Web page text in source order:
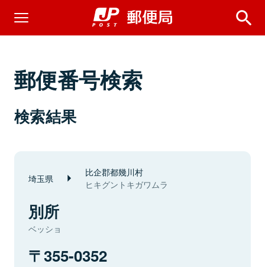
郵便番号検索
検索結果
埼玉県 比企郡都幾川村
ヒキグントキガワムラ
別所
ベッショ
355-0352